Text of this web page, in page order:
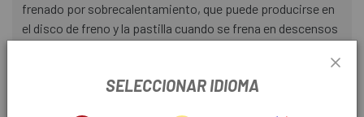
frenado por sobrecalentamiento, que puede producirse en
el disco de freno y la pastilla cuando se frena en descensos
rendimiento de frenado. SHIMANO ha adoptado el disco de
freno ICE TECHNOLOGIES y la pastilla ICE TECHNOLOGIES
SELECCIONAR IDIOMA